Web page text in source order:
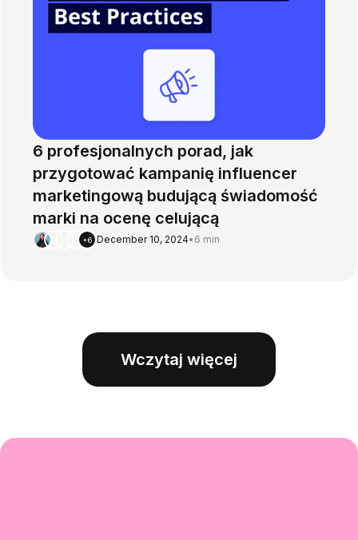
6 profesjonalnych porad, jak
przygotować kampanię influencer
marketingową budującą świadomość
marki na ocenę celującą
+6 December 10, 2024• 6 min
Wczytaj więcej